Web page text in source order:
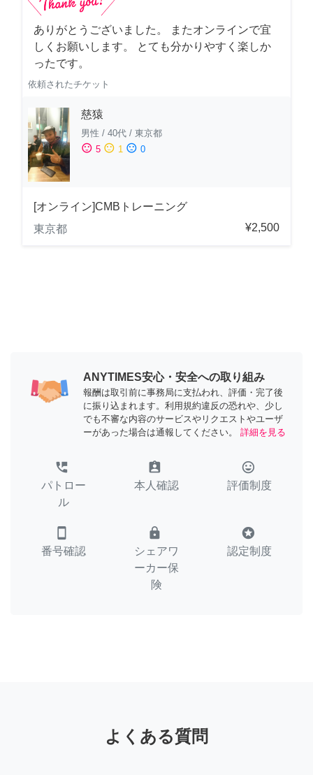
ありがとうございました。 またオンラインで宜
しくお願いします。 とても分かりやすく楽しか
ったです。
依頼されたチケット
慈猿
男性 / 40代 / 東京都
sentiment_satisfied 5 sentiment_neutral 1 sentiment_dissatisfied 0
[オンライン]CMBトレーニング
東京都
¥2,500
ANYTIMES安心・安全への取り組み
報酬は取引前に事務局に支払われ、評価・完了後
に振り込まれます。利用規約違反の恐れや、少し
でも不審な内容のサービスやリクエストやユーザ
ーがあった場合は通報してください。
詳細を見る
perm_phone_msg
パトロー
ル
assignment_ind
本人確認
tag_faces
評価制度
smartphone
番号確認
lock
シェアワ
ーカー保
険
stars
認定制度
よくある質問